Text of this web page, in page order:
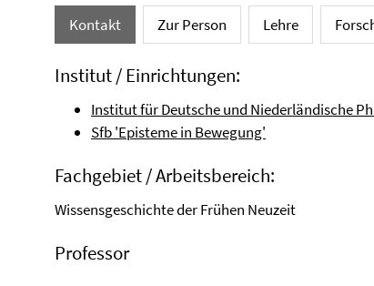
Kontakt Zur Person Lehre
Institut / Einrichtungen:
Institut für Deutsche und Niederländische
Sfb 'Episteme in Bewegung'
Fachgebiet / Arbeitsbereich:
Wissensgeschichte der Frühen Neuzeit
Professor